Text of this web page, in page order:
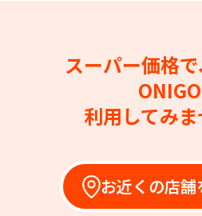
スーパー価格
利用してみ
お近くの店舗